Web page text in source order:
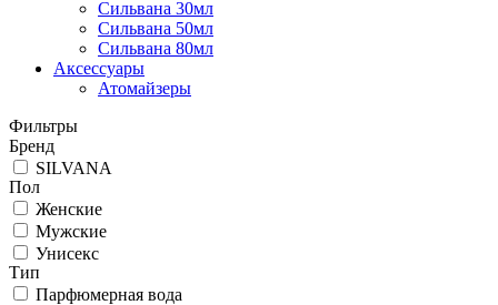
Сильвана 30мл
Сильвана 50мл
Сильвана 80мл
Аксессуары
Атомайзеры
Фильтры
Бренд
SILVANA
Пол
Женские
Мужские
Унисекс
Тип
Парфюмерная вода